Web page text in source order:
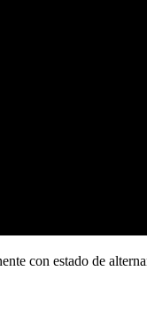
con estado de